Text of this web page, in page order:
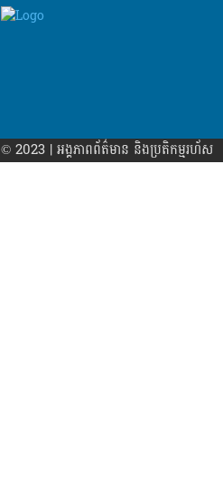
© 2023 | អង្គភាព​ព័ត៌មាន​ និងប្រតិកម្មរហ័ស